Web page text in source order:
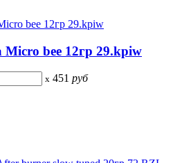
Micro bee 12гр 29.kpiw
x 451 руб